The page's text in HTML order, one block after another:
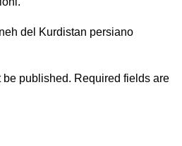
del Kurdistan persiano
be published. Required fields are